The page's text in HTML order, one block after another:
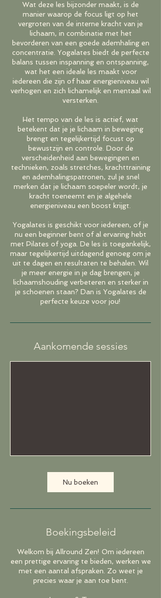
Wat deze les bijzonder maakt, is de
manier waarop de focus ligt op het
vergroten van de interne kracht van je
lichaam, in combinatie met het
bevorderen van een goede ademhaling en
concentratie. Yogalates biedt de perfecte
balans tussen inspanning en ontspanning,
wat het een ideale les maakt voor
iedereen die zijn of haar energieniveau wil
verhogen en zich lichamelijk en mentaal wil
versterken.
Het tempo van de les is actief, wat
betekent dat je je lichaam in beweging
brengt en tegelijkertijd focust op
bewustzijn en controle. Door de
verscheidenheid aan bewegingen en
technieken, zoals stretches, krachttraining
en ademhalingspatronen, zul je snel
merken dat je lichaam soepeler wordt, je
kracht toeneemt en je algehele
energieniveau een boost krijgt.
Yogalates is geschikt voor iedereen, of je
nu een beginner bent of al ervaring hebt
met Pilates of yoga. De les is toegankelijk,
maar tegelijkertijd uitdagend genoeg om je
uit te dagen en resultaten te behalen. Wil
je meer energie in je dag brengen, je
lichaamshouding verbeteren en sterker in
je schoenen staan? Dan is Yogalates de
perfecte keuze voor jou!
Aankomende sessies
Nu boeken
Boekingsbeleid
Welkom bij Allround Zen! Om iedereen
een prettige ervaring te bieden, werken we
met een aantal afspraken. Zo weet je
precies waar je aan toe bent.